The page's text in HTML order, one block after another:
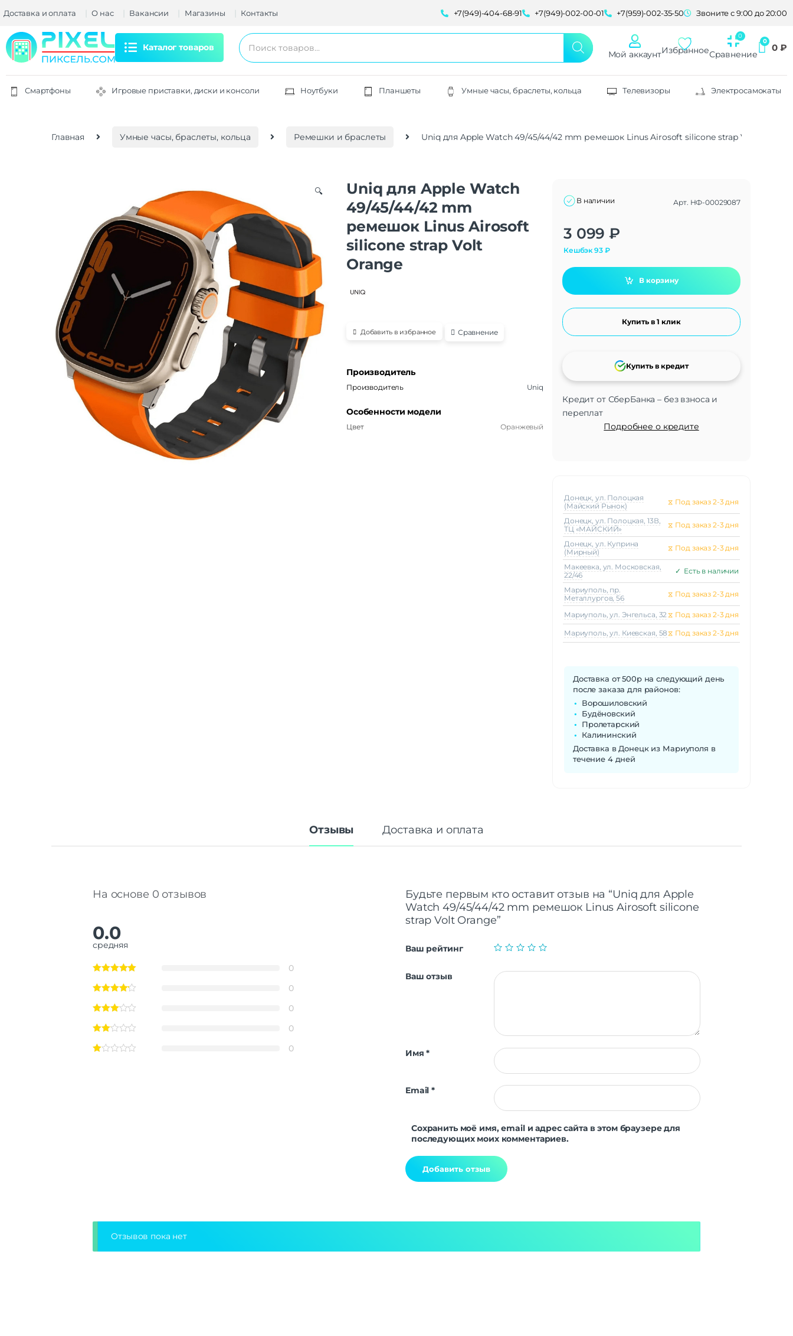
Доставка и оплата О нас Вакансии Магазины Контакты +7(949)-404-68-91 +7(949)-002-00-01 +7(959)-002-35-50 Звоните с 9:00 до 20:00
Каталог товаров
Мой аккаунтИзбранноеСравнение
0 ₽
Смартфоны Игровые приставки, диски и консоли Ноутбуки Планшеты Умные часы, браслеты, кольца Телевизоры Электросамокаты
Главная Умные часы, браслеты, кольца Ремешки и браслеты Uniq для Apple Watch 49/45/44/42 mm ремешок Linus Airosoft silicone strap Volt Orange
🔍
Uniq для Apple Watch
49/45/44/42 mm
ремешок Linus Airosoft
silicone strap Volt
Orange
Добавить в избранное Сравнение
Производитель
Производитель Uniq
Особенности модели
Цвет Оранжевый
В наличии Арт. НФ-00029087
3 099 ₽
Кешбэк93₽
В корзину
Купить в 1 клик
Кредит от СберБанка – без взноса и
переплат
Подробнее о кредите
Купить в кредит
Alternative:
Донецк, ул. Полоцкая
(Майский Рынок)
⧖ Под заказ 2-3 дня
Донецк, ул. Полоцкая, 13В,
ТЦ «МАЙСКИЙ»
⧖ Под заказ 2-3 дня
Донецк, ул. Куприна
(Мирный)
⧖ Под заказ 2-3 дня
Макеeвка, ул. Московская,
22/46
✓ Есть в наличии
Мариуполь, пр.
Металлургов, 56
⧖ Под заказ 2-3 дня
Мариуполь, ул. Энгельса, 32 ⧖ Под заказ 2-3 дня
Мариуполь, ул. Киевская, 58 ⧖ Под заказ 2-3 дня
Доставка от 500р на следующий день
после заказа для районов:
Ворошиловский
Будёновский
Пролетарский
Калининский
Доставка в Донецк из Мариуполя в
течение 4 дней
Отзывы Доставка и оплата
На основе 0 отзывов
0.0
средняя
0
0
0
0
0
Будьте первым кто оставит отзыв на “Uniq для Apple
Watch 49/45/44/42 mm ремешок Linus Airosoft silicone
strap Volt Orange”
Ваш рейтинг
Ваш отзыв
Имя*
Email*
Сохранить моё имя, email и адрес сайта в этом браузере для
последующих моих комментариев.
Отзывов пока нет